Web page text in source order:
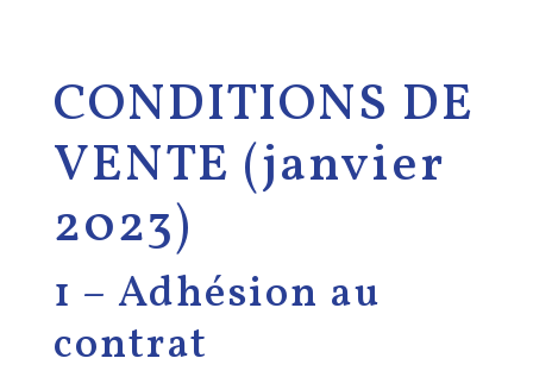
CONDITIONS DE
VENTE (janvier
2023)
1 – Adhésion au
contrat